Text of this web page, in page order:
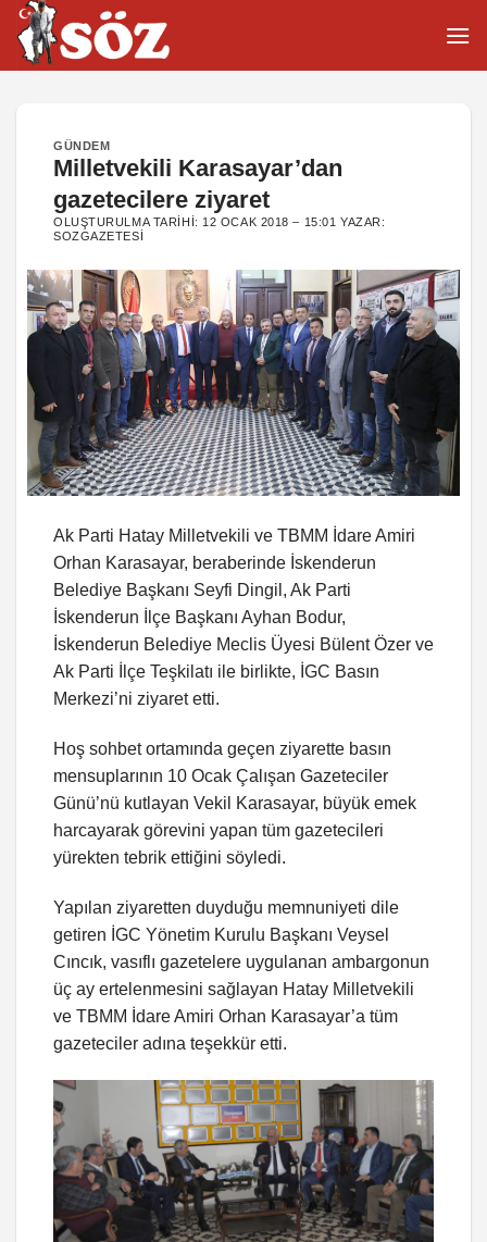
İçeriğe
atla
GÜNDEM
Milletvekili Karasayar’dan
gazetecilere ziyaret
OLUŞTURULMA TARIHI: 12 OCAK 2018 – 15:01 YAZAR:
SOZGAZETESI
Ak Parti Hatay Milletvekili ve TBMM İdare Amiri
Orhan Karasayar, beraberinde İskenderun
Belediye Başkanı Seyfi Dingil, Ak Parti
İskenderun İlçe Başkanı Ayhan Bodur,
İskenderun Belediye Meclis Üyesi Bülent Özer ve
Ak Parti İlçe Teşkilatı ile birlikte, İGC Basın
Merkezi’ni ziyaret etti.
Hoş sohbet ortamında geçen ziyarette basın
mensuplarının 10 Ocak Çalışan Gazeteciler
Günü’nü kutlayan Vekil Karasayar, büyük emek
harcayarak görevini yapan tüm gazetecileri
yürekten tebrik ettiğini söyledi.
Yapılan ziyaretten duyduğu memnuniyeti dile
getiren İGC Yönetim Kurulu Başkanı Veysel
Cıncık, vasıflı gazetelere uygulanan ambargonun
üç ay ertelenmesini sağlayan Hatay Milletvekili
ve TBMM İdare Amiri Orhan Karasayar’a tüm
gazeteciler adına teşekkür etti.